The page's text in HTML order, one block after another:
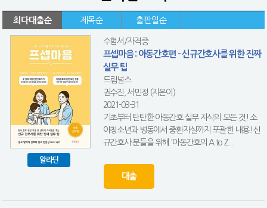
최다대출순 제목순 출판일순
알라딘
수험서/자격증
프셉마음 : 아동간호편 - 신규간호사를 위한 진짜
실무 팁
드림널스
권수진, 서민정 (지은이)
2021-03-31
기초부터 탄탄한 아동간호 실무 지식의 모든 것! 소
아청소년과 병동에서 중환자실까지 포괄한 내용! 신
규간호사 분들을 위해 '아동간호의 A to Z...
대출